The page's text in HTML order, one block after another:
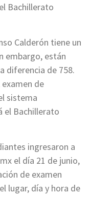
Bachillerato
Calderón tiene un
embargo, están
diferencia de 758.
de
sistema
el Bachillerato
ingresaron a
el día 21 de junio,
de examen
lugar, día y hora de